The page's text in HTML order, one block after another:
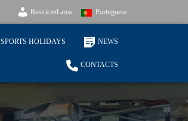
Restricted area Portuguese
SPORTS HOLIDAYS NEWS
CONTACTS